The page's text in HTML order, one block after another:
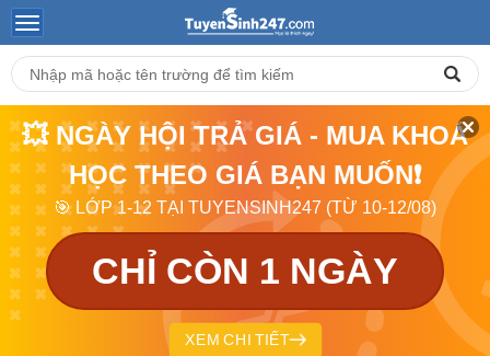
💥 NGÀY HỘI TRẢ GIÁ - MUA KHOÁ
HỌC THEO GIÁ BẠN MUỐN❗
🎯 LỚP 1-12 TẠI TUYENSINH247 (TỪ 10-12/08)
CHỈ CÒN 1 NGÀY
XEM CHI TIẾT